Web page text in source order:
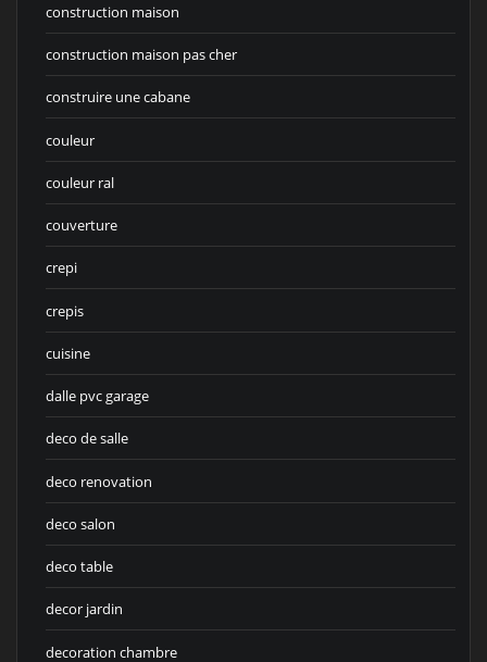
construction maison
construction maison pas cher
construire une cabane
couleur
couleur ral
couverture
crepi
crepis
cuisine
dalle pvc garage
deco de salle
deco renovation
deco salon
deco table
decor jardin
decoration chambre